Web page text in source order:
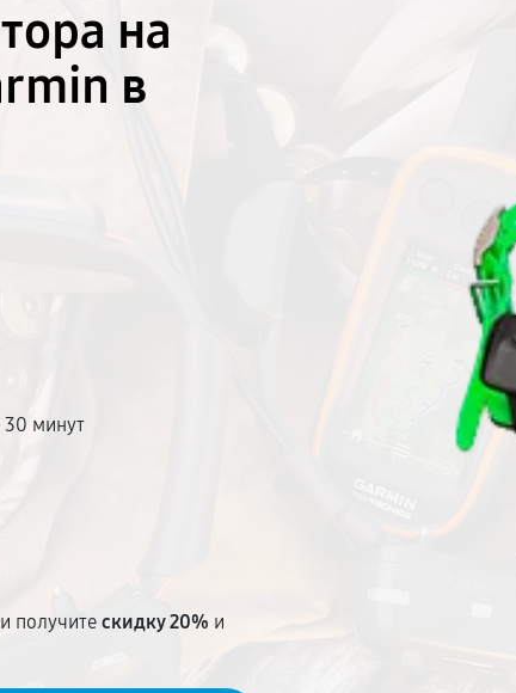
на
в
30 минут
получитескидку 20% и